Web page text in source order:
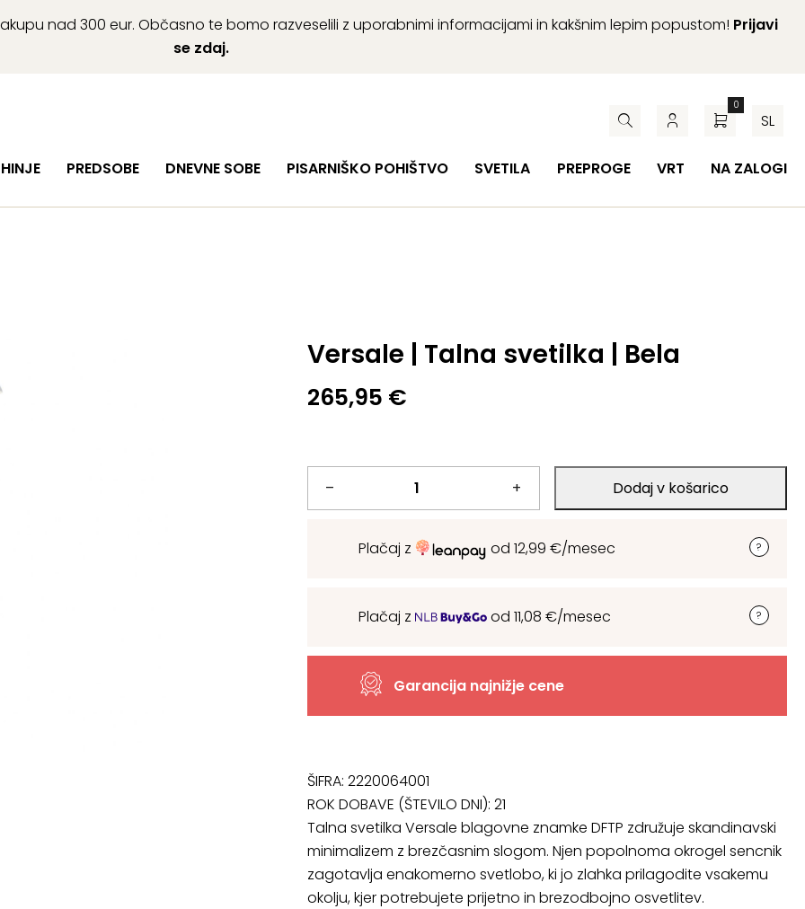
nad 300 eur. Občasno te bomo razveselili z uporabnimi informacijami in kakšnim lepim popustom! Prijavi
se zdaj.
0
SL
PREDSOBE DNEVNE SOBE PISARNIŠKO POHIŠTVO SVETILA PREPROGE VRT NA ZALOGI
Versale | Talna svetilka | Bela
265,95 €
–
Versale
količina
+ Dodaj v košarico
Plačaj z od 12,99 €/mesec
Plačaj z od 11,08 €/mesec
Garancija najnižje cene
ŠIFRA: 2220064001
ROK DOBAVE (ŠTEVILO DNI): 21
Talna svetilka Versale blagovne znamke DFTP združuje skandinavski
minimalizem z brezčasnim slogom. Njen popolnoma okrogel sencnik
zagotavlja enakomerno svetlobo, ki jo zlahka prilagodite vsakemu
okolju, kjer potrebujete prijetno in brezodbojno osvetlitev.